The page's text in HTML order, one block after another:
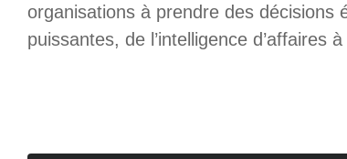
organisations à prendre des décisions
puissantes, de l’intelligence d’affaires